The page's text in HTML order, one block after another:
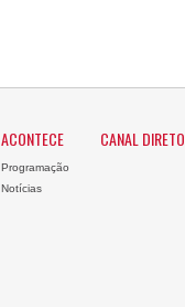
ACONTECE
Programação
Notícias
CANAL DIRETO